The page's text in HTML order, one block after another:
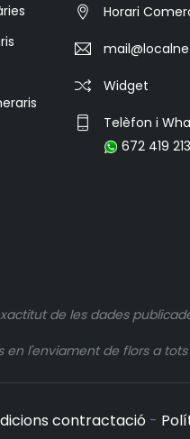
Horari
Widget
Telèfon i
672 419 213
de les dades
l'enviament de flors a
contractació -